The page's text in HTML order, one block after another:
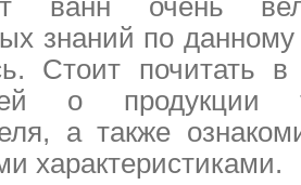
ванн очень
знаний по
Стоит почитать в
о
а также
характеристиками.